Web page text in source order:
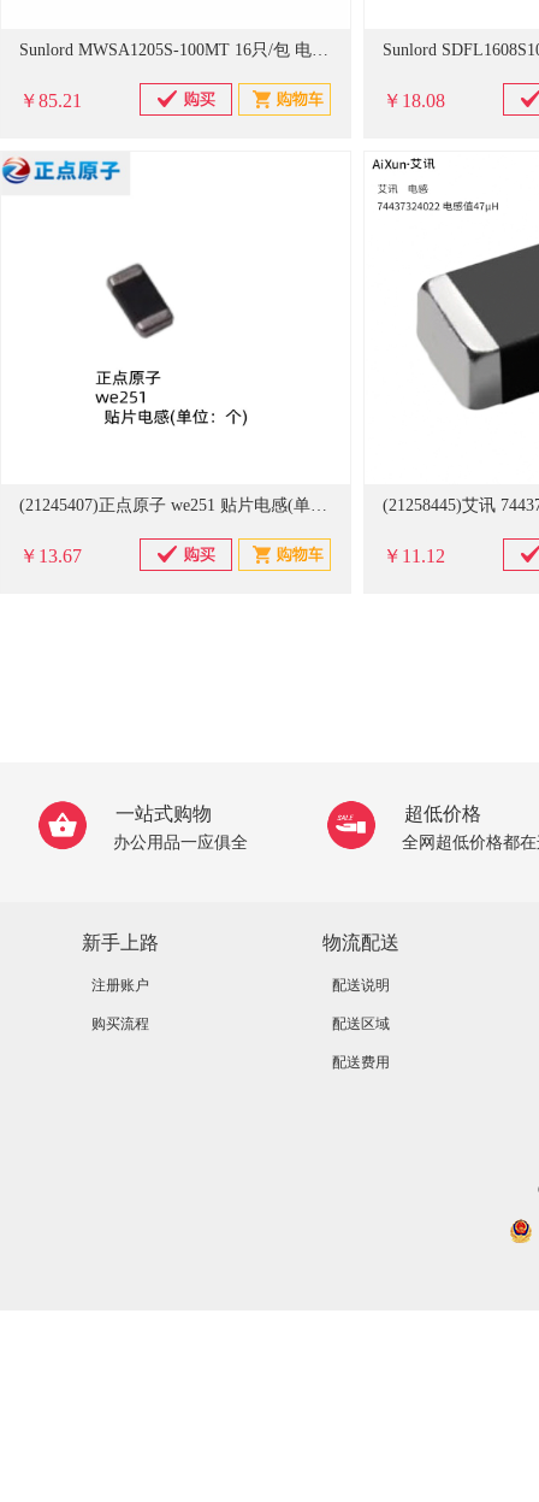
Sunlord MWSA1205S-100MT 16只/包 电感器(单位：包)
￥85.21 ￥18.08
(21245407)正点原子 we251 贴片电感(单位：个)
￥13.67 ￥11.12
一站式购物
办公用品一应俱全
超低价格
全网超低价格都
新手上路
注册账户
购买流程
物流配送
配送说明
配送区域
配送费用